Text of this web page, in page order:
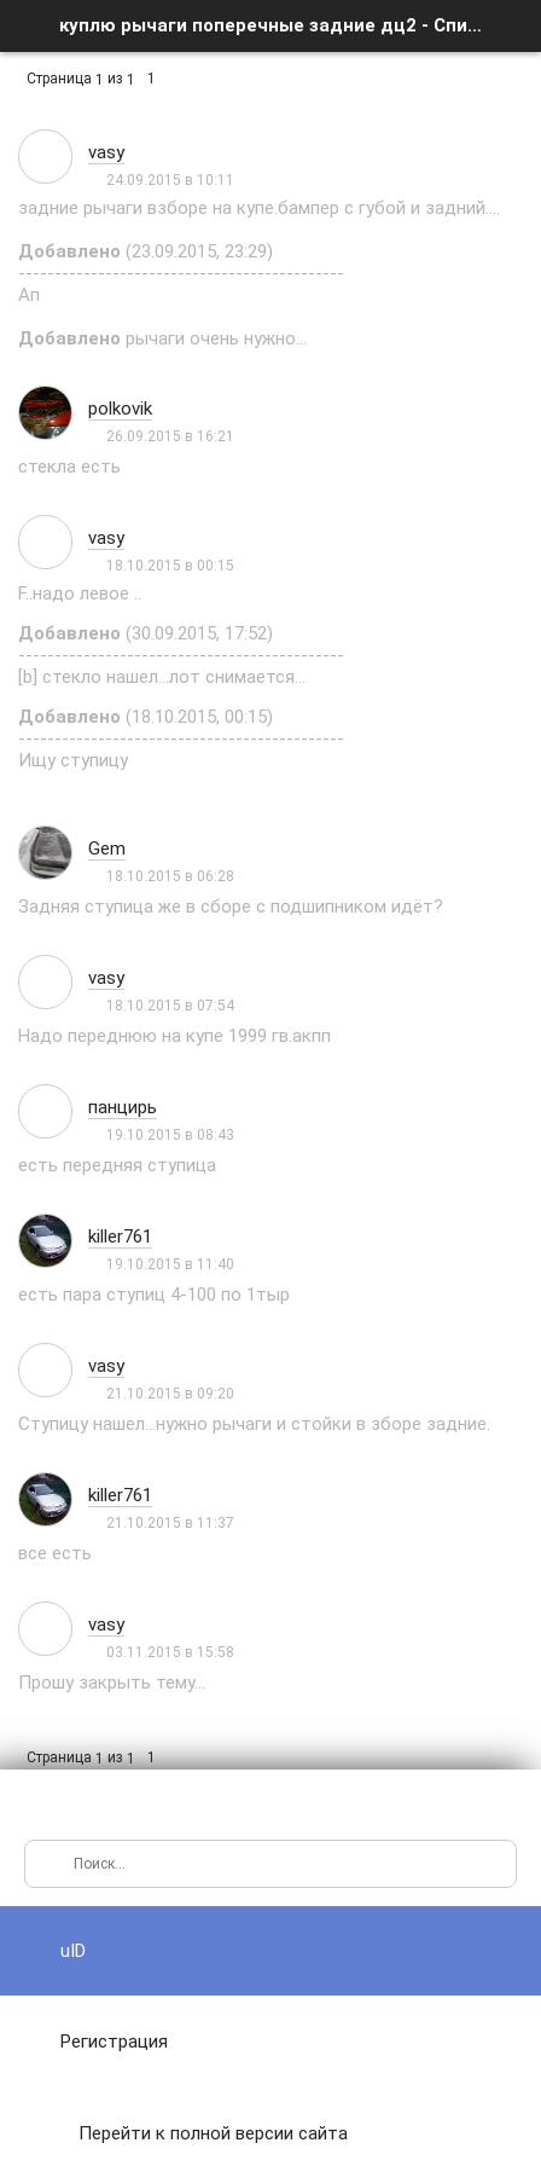
куплю рычаги поперечные задние дц2 - Список форумов
Страница 1 из 1 1
vasy
24.09.2015 в 10:11
задние рычаги взборе на купе.бампер с губой и задний....
Добавлено (23.09.2015, 23:29)
---------------------------------------------
Ап
Добавлено рычаги очень нужно...
polkovik
26.09.2015 в 16:21
стекла есть
vasy
18.10.2015 в 00:15
F..надо левое ..
Добавлено (30.09.2015, 17:52)
---------------------------------------------
[b] стекло нашел...лот снимается...
Добавлено (18.10.2015, 00:15)
---------------------------------------------
Ищу ступицу
Gem
18.10.2015 в 06:28
Задняя ступица же в сборе с подшипником идёт?
vasy
18.10.2015 в 07:54
Надо переднюю на купе 1999 гв.акпп
панцирь
19.10.2015 в 08:43
есть передняя ступица
killer761
19.10.2015 в 11:40
есть пара ступиц 4-100 по 1тыр
vasy
21.10.2015 в 09:20
Ступицу нашел...нужно рычаги и стойки в зборе задние.
killer761
21.10.2015 в 11:37
все есть
vasy
03.11.2015 в 15:58
Прошу закрыть тему...
Страница1из1 1
uID
Регистрация
Перейти к полной версии сайта